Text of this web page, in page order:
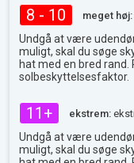
8 - 10 meget høj:
Undgå at være
muligt, skal du søge
hat med en bred
solbeskyttelsesfaktor.
11+ ekstrem:
Undgå at være
muligt, skal du søge